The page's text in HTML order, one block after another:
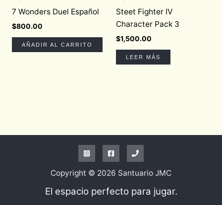
7 Wonders Duel Español
$800.00
AÑADIR AL CARRITO
Steet Fighter IV
Character Pack 3
$1,500.00
LEER MÁS
Copyright © 2026 Santuario JMC
El espacio perfecto para jugar.